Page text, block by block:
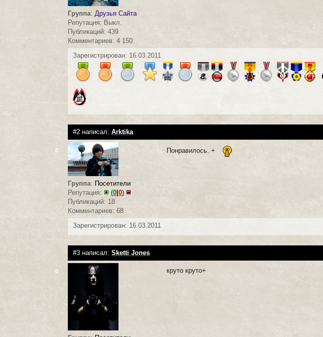
Группа:Друзья Сайта
Репутация: Выкл.
Публикаций: 439
Комментариев: 4 150
Зарегистрирован: 16.03.2011
#2 написал:Arktika
0
Группа: Посетители
Репутация:
(0|0)
Публикаций: 18
Комментариев: 68
Понравилось. +
Зарегистрирован: 16.03.2011
#3 написал:Sketti Jones
0 круто круто+